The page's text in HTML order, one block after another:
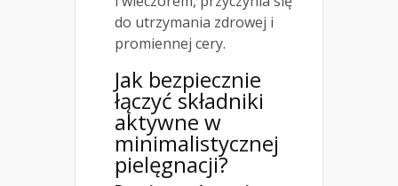
do utrzymania zdrowej i
promiennej cery.
Jak bezpiecznie
łączyć składniki
aktywne w
minimalistycznej
pielęgnacji?